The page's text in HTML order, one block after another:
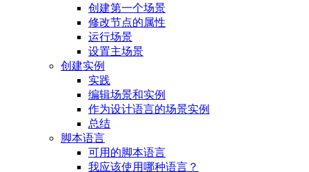
创建第一个场景
修改节点的属性
运行场景
设置主场景
创建实例
实践
编辑场景和实例
作为设计语言的场景实例
总结
脚本语言
可用的脚本语言
我应该使用哪种语言？